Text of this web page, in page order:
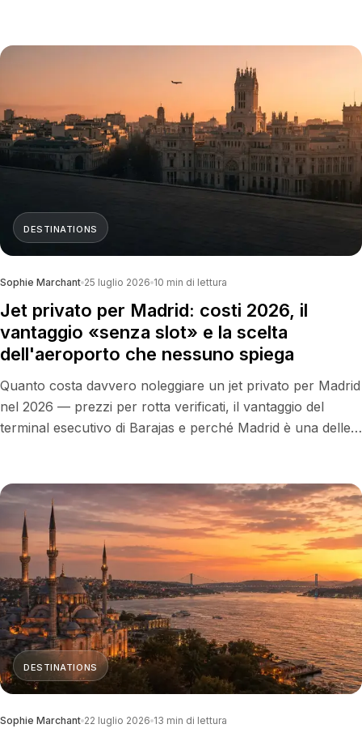
DESTINATIONS
Sophie Marchant 25 luglio 2026 10 min di lettura
Jet privato per Madrid: costi 2026, il
vantaggio «senza slot» e la scelta
dell'aeroporto che nessuno spiega
Quanto costa davvero noleggiare un jet privato per Madrid
nel 2026 — prezzi per rotta verificati, il vantaggio del
terminal esecutivo di Barajas e perché Madrid è una delle
DESTINATIONS
Sophie Marchant 22 luglio 2026 13 min di lettura